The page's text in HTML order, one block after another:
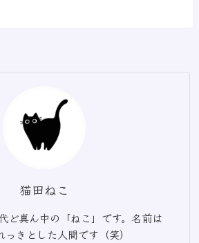
猫田ねこ
ど真ん中の「ねこ」です。名前は
っきとした人間です（笑）